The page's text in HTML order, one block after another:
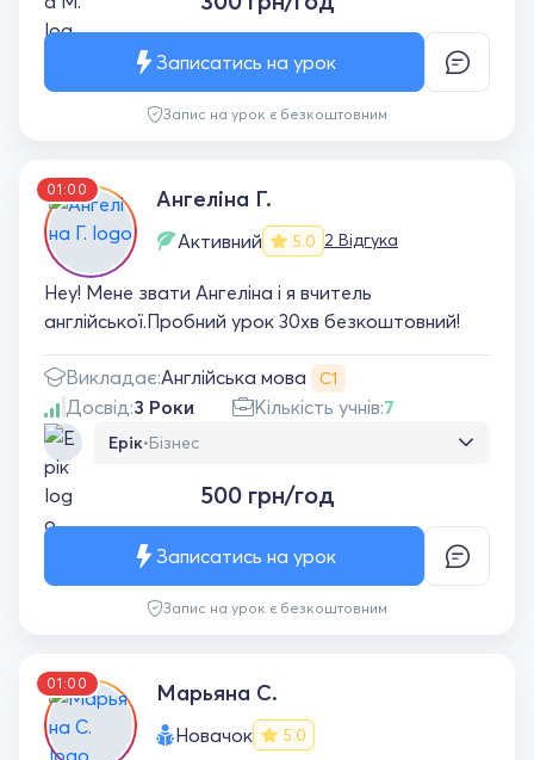
Запис на урок є безкоштовним
Записатись на урок
01:00 Ангеліна Г.
Активний 5.0 2 Відгука
Hey! Мене звати Ангеліна і я вчитель
англійської.Пробний урок 30хв безкоштовний!
Викладає:Англійська мова С1
Досвід:3 Роки Кількість учнів:7
Ерік•Бізнес
дуже гарний викладач , який підбирає
кольорами , 10/10 фанат
500 грн/год
Запис на урок є безкоштовним
Записатись на урок
01:00 Марьяна С.
Новачок 5.0